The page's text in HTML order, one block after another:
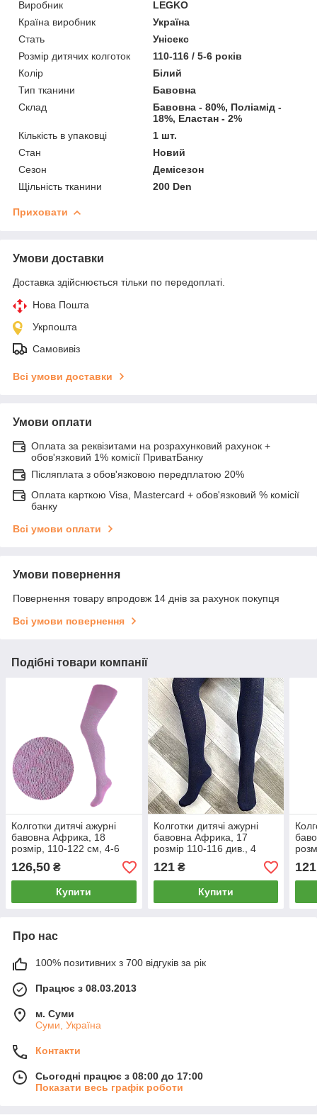
Виробник
LEGKO
Країна виробник
Україна
Стать
Унісекс
Розмір дитячих колготок
110-116 / 5-6 років
Колір
Білий
Тип тканини
Бавовна
Склад
Бавовна - 80%, Поліамід -
18%, Еластан - 2%
Кількість в упаковці
1 шт.
Стан
Новий
Сезон
Демісезон
Щільність тканини
200 Den
Приховати
Умови доставки
Доставка здійснюється тільки по передоплаті.
Нова Пошта
Укрпошта
Самовивіз
Всі умови доставки
Умови оплати
Оплата за реквізитами на розрахунковий рахунок +
обов'язковий 1% комісії ПриватБанку
Післяплата з обов'язковою передплатою 20%
Оплата карткою Visa, Mastercard + обов'язковий % комісії
банку
Всі умови оплати
Умови повернення
Повернення товару впродовж 14 днів за рахунок покупця
Всі умови повернення
Подібні товари компанії
Колготки дитячі ажурні
бавовна Африка, 18
розмір, 110-122 см, 4-6
років, рожеві в ромбік,
08230
126,50 ₴
Купити
Колготки дитячі ажурні
бавовна Африка, 17
розмір 110-116 див., 4
роки, рис. 020, сині, 08204
121₴
Купити
121
Про нас
100% позитивних з 700 відгуків за рік
Працює з 08.03.2013
м. Суми
Суми, Україна
Контакти
Сьогодні працює з 08:00 до 17:00
Показати весь графік роботи